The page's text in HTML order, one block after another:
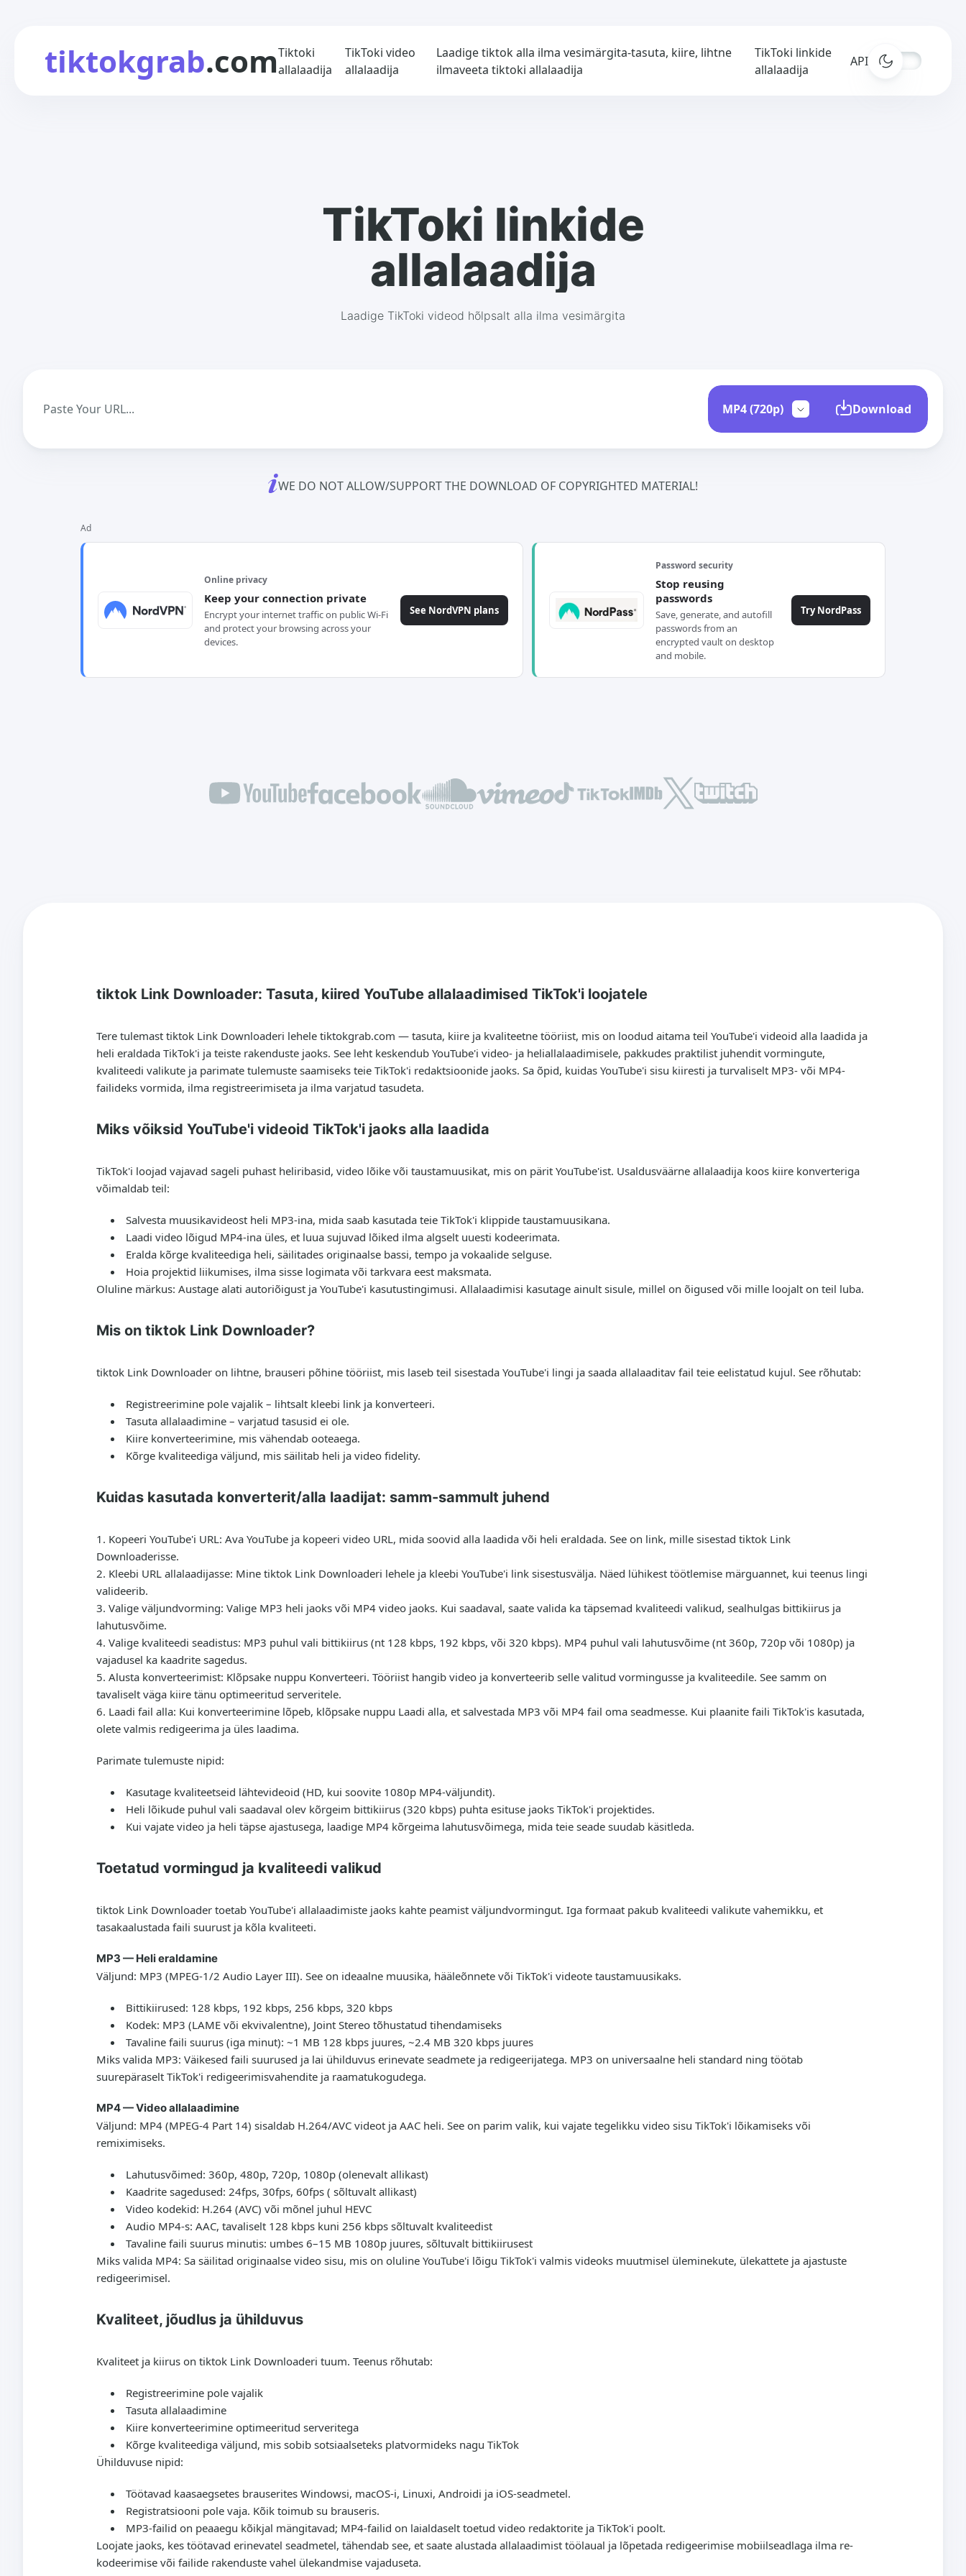
tiktokgrab.comTiktoki
allalaadija
TikToki video
allalaadija
Laadige tiktok alla ilma vesimärgita-tasuta, kiire, lihtne
ilmaveeta tiktoki allalaadija
TikToki linkide
allalaadija
APIs
TikToki linkide
allalaadija
Laadige TikToki videod hõlpsalt alla ilma vesimärgita
Download
WE DO NOT ALLOW/SUPPORT THE DOWNLOAD OF COPYRIGHTED MATERIAL!
Ad
Online privacy
Keep your connection private
Encrypt your internet traffic on public Wi-Fi
and protect your browsing across your
devices.
See NordVPN plans
Password security
Stop reusing
passwords
Save, generate, and autofill
passwords from an
encrypted vault on desktop
and mobile.
Try NordPass
tiktok Link Downloader: Tasuta, kiired YouTube allalaadimised TikTok'i loojatele
Tere tulemast tiktok Link Downloaderi lehele tiktokgrab.com — tasuta, kiire ja kvaliteetne tööriist, mis on loodud aitama teil YouTube'i videoid alla laadida ja
heli eraldada TikTok'i ja teiste rakenduste jaoks. See leht keskendub YouTube'i video- ja heliallalaadimisele, pakkudes praktilist juhendit vormingute,
kvaliteedi valikute ja parimate tulemuste saamiseks teie TikTok'i redaktsioonide jaoks. Sa õpid, kuidas YouTube'i sisu kiiresti ja turvaliselt MP3- või MP4-
failideks vormida, ilma registreerimiseta ja ilma varjatud tasudeta.
Miks võiksid YouTube'i videoid TikTok'i jaoks alla laadida
TikTok'i loojad vajavad sageli puhast heliribasid, video lõike või taustamuusikat, mis on pärit YouTube'ist. Usaldusväärne allalaadija koos kiire konverteriga
võimaldab teil:
Salvesta muusikavideost heli MP3-ina, mida saab kasutada teie TikTok'i klippide taustamuusikana.
Laadi video lõigud MP4-ina üles, et luua sujuvad lõiked ilma algselt uuesti kodeerimata.
Eralda kõrge kvaliteediga heli, säilitades originaalse bassi, tempo ja vokaalide selguse.
Hoia projektid liikumises, ilma sisse logimata või tarkvara eest maksmata.
Oluline märkus: Austage alati autoriõigust ja YouTube'i kasutustingimusi. Allalaadimisi kasutage ainult sisule, millel on õigused või mille loojalt on teil luba.
Mis on tiktok Link Downloader?
tiktok Link Downloader on lihtne, brauseri põhine tööriist, mis laseb teil sisestada YouTube'i lingi ja saada allalaaditav fail teie eelistatud kujul. See rõhutab:
Registreerimine pole vajalik – lihtsalt kleebi link ja konverteeri.
Tasuta allalaadimine – varjatud tasusid ei ole.
Kiire konverteerimine, mis vähendab ooteaega.
Kõrge kvaliteediga väljund, mis säilitab heli ja video fidelity.
Kuidas kasutada konverterit/alla laadijat: samm-sammult juhend
Kopeeri YouTube'i URL: Ava YouTube ja kopeeri video URL, mida soovid alla laadida või heli eraldada. See on link, mille sisestad tiktok Link
Downloaderisse.
Kleebi URL allalaadijasse: Mine tiktok Link Downloaderi lehele ja kleebi YouTube'i link sisestusvälja. Näed lühikest töötlemise märguannet, kui teenus lingi
valideerib.
Valige väljundvorming: Valige MP3 heli jaoks või MP4 video jaoks. Kui saadaval, saate valida ka täpsemad kvaliteedi valikud, sealhulgas bittikiirus ja
lahutusvõime.
Valige kvaliteedi seadistus: MP3 puhul vali bittikiirus (nt 128 kbps, 192 kbps, või 320 kbps). MP4 puhul vali lahutusvõime (nt 360p, 720p või 1080p) ja
vajadusel ka kaadrite sagedus.
Alusta konverteerimist: Klõpsake nuppu Konverteeri. Tööriist hangib video ja konverteerib selle valitud vormingusse ja kvaliteedile. See samm on
tavaliselt väga kiire tänu optimeeritud serveritele.
Laadi fail alla: Kui konverteerimine lõpeb, klõpsake nuppu Laadi alla, et salvestada MP3 või MP4 fail oma seadmesse. Kui plaanite faili TikTok'is kasutada,
olete valmis redigeerima ja üles laadima.
Parimate tulemuste nipid:
Kasutage kvaliteetseid lähtevideoid (HD, kui soovite 1080p MP4-väljundit).
Heli lõikude puhul vali saadaval olev kõrgeim bittikiirus (320 kbps) puhta esituse jaoks TikTok'i projektides.
Kui vajate video ja heli täpse ajastusega, laadige MP4 kõrgeima lahutusvõimega, mida teie seade suudab käsitleda.
Toetatud vormingud ja kvaliteedi valikud
tiktok Link Downloader toetab YouTube'i allalaadimiste jaoks kahte peamist väljundvormingut. Iga formaat pakub kvaliteedi valikute vahemikku, et
tasakaalustada faili suurust ja kõla kvaliteeti.
MP3 — Heli eraldamine
Väljund: MP3 (MPEG-1/2 Audio Layer III). See on ideaalne muusika, hääleõnnete või TikTok'i videote taustamuusikaks.
Bittikiirused: 128 kbps, 192 kbps, 256 kbps, 320 kbps
Kodek: MP3 (LAME või ekvivalentne), Joint Stereo tõhustatud tihendamiseks
Tavaline faili suurus (iga minut): ~1 MB 128 kbps juures, ~2.4 MB 320 kbps juures
Miks valida MP3: Väikesed faili suurused ja lai ühilduvus erinevate seadmete ja redigeerijatega. MP3 on universaalne heli standard ning töötab
suurepäraselt TikTok'i redigeerimisvahendite ja raamatukogudega.
MP4 — Video allalaadimine
Väljund: MP4 (MPEG-4 Part 14) sisaldab H.264/AVC videot ja AAC heli. See on parim valik, kui vajate tegelikku video sisu TikTok'i lõikamiseks või
remiximiseks.
Lahutusvõimed: 360p, 480p, 720p, 1080p (olenevalt allikast)
Kaadrite sagedused: 24fps, 30fps, 60fps ( sõltuvalt allikast)
Video kodekid: H.264 (AVC) või mõnel juhul HEVC
Audio MP4-s: AAC, tavaliselt 128 kbps kuni 256 kbps sõltuvalt kvaliteedist
Tavaline faili suurus minutis: umbes 6–15 MB 1080p juures, sõltuvalt bittikiirusest
Miks valida MP4: Sa säilitad originaalse video sisu, mis on oluline YouTube'i lõigu TikTok'i valmis videoks muutmisel üleminekute, ülekattete ja ajastuste
redigeerimisel.
Kvaliteet, jõudlus ja ühilduvus
Kvaliteet ja kiirus on tiktok Link Downloaderi tuum. Teenus rõhutab:
Registreerimine pole vajalik
Tasuta allalaadimine
Kiire konverteerimine optimeeritud serveritega
Kõrge kvaliteediga väljund, mis sobib sotsiaalseteks platvormideks nagu TikTok
Ühilduvuse nipid:
Töötavad kaasaegsetes brauserites Windowsi, macOS-i, Linuxi, Androidi ja iOS-seadmetel.
Registratsiooni pole vaja. Kõik toimub su brauseris.
MP3-failid on peaaegu kõikjal mängitavad; MP4-failid on laialdaselt toetud video redaktorite ja TikTok'i poolt.
Loojate jaoks, kes töötavad erinevatel seadmetel, tähendab see, et saate alustada allalaadimist töölaual ja lõpetada redigeerimise mobiilseadlaga ilma re-
kodeerimise või failide rakenduste vahel ülekandmise vajaduseta.